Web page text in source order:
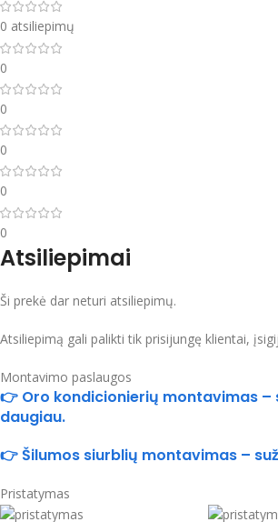
0 atsiliepimų
0
0
0
0
0
Atsiliepimai
Ši prekė dar neturi atsiliepimų.
Atsiliepimą gali palikti tik prisijungę klientai,
Montavimo paslaugos
👉 Oro kondicionierių montavimas –
daugiau.
👉 Šilumos siurblių montavimas –
Pristatymas